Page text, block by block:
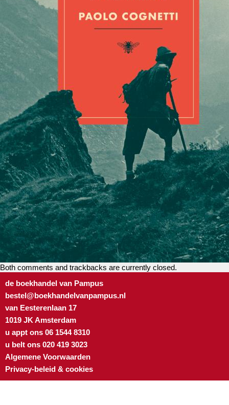
Both comments and trackbacks are currently closed.
de boekhandel van Pampus
bestel@boekhandelvanpampus.nl
van Eesterenlaan 17
1019 JK Amsterdam
u appt ons 06 1544 8310
u belt ons 020 419 3023
Algemene Voorwaarden
Privacy-beleid & cookies